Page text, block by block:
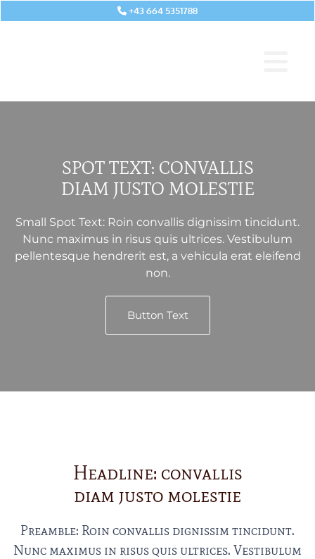
 +43 664 5351788
SPOT TEXT: CONVALLIS
DIAM JUSTO MOLESTIE
Small Spot Text: Roin convallis dignissim tincidunt.
Nunc maximus in risus quis ultrices. Vestibulum
pellentesque hendrerit est, a vehicula erat eleifend
non.
Button Text
Headline: convallis
diam justo molestie
Preamble: Roin convallis dignissim tincidunt.
Nunc maximus in risus quis ultrices. Vestibulum